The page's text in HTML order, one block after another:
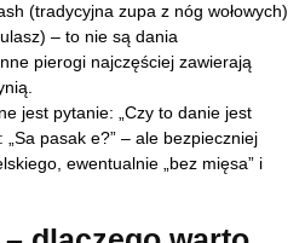
(tradycyjna zupa z nóg wołowych)
– to nie są dania
pierogi najczęściej zawierają
jest pytanie: „Czy to danie jest
pasak e?” – ale bezpieczniej
ewentualnie „bez mięsa” i